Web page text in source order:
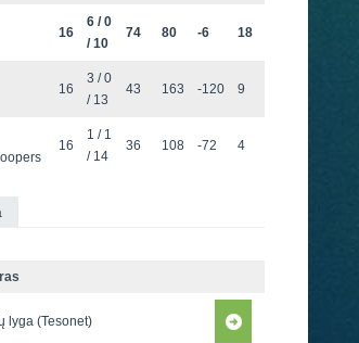
16
6 / 0
/ 10
74 80 -6 18
16
3 / 0
/ 13
43 163 -120 9
16
1 / 1
/ 14
36 108 -72 4
lyga (Tesonet)